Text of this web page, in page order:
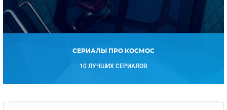
СЕРИАЛЫ ПРО КОСМОС
10 ЛУЧШИХ СЕРИАЛОВ